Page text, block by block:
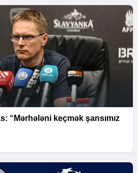
“Mərhələni keçmək şansımız